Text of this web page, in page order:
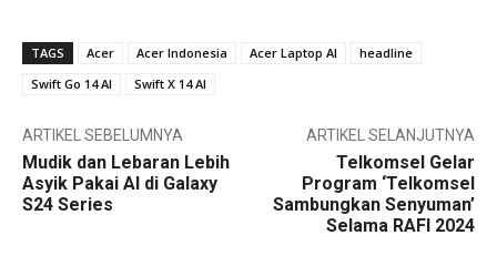
TAGS Acer Acer Indonesia Acer Laptop AI
headline
Swift Go 14 AI
Swift X 14 AI
ARTIKEL SEBELUMNYA
Mudik dan Lebaran Lebih
Asyik Pakai AI di Galaxy
S24 Series
ARTIKEL SELANJUTNYA
Telkomsel Gelar
Program ‘Telkomsel
Sambungkan Senyuman’
Selama RAFI 2024